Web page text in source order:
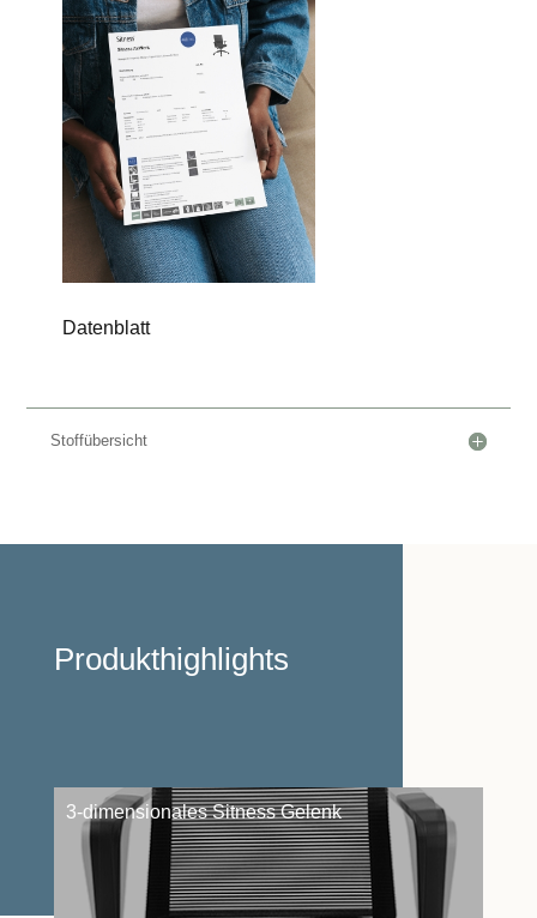
Datenblatt
Stoffübersicht
Produkthighlights
3-dimensionales Sitness Gelenk